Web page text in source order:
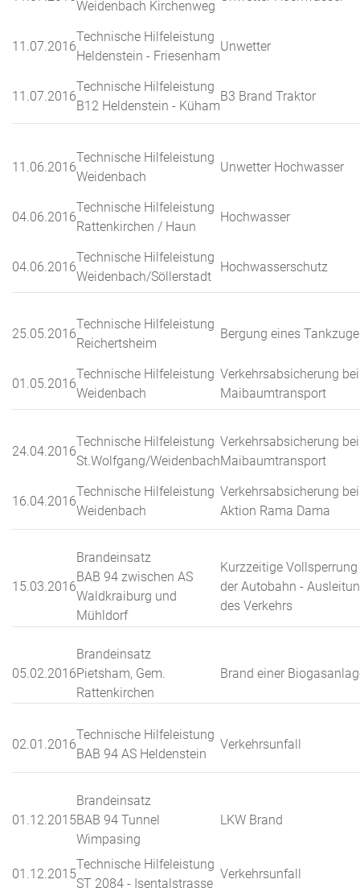
Weidenbach Kirchenweg
11.07.2016
Technische Hilfeleistung
Heldenstein - Friesenham
Unwetter
11.07.2016
Technische Hilfeleistung
B12 Heldenstein - Küham
B3 Brand Traktor
11.06.2016
Technische Hilfeleistung
Weidenbach
Unwetter Hochwasser
04.06.2016
Technische Hilfeleistung
Rattenkirchen / Haun
Hochwasser
04.06.2016
Technische Hilfeleistung
Weidenbach/Söllerstadt
Hochwasserschutz
25.05.2016
Technische Hilfeleistung
Reichertsheim
Bergung eines
01.05.2016
Technische Hilfeleistung
Weidenbach
Verkehrsabsicherung bei
Maibaumtransport
24.04.2016
Technische Hilfeleistung
St.Wolfgang/Weidenbach
Verkehrsabsicherung bei
Maibaumtransport
16.04.2016
Technische Hilfeleistung
Weidenbach
Verkehrsabsicherung bei
Aktion Rama Dama
15.03.2016
Brandeinsatz
BAB 94 zwischen AS
Waldkraiburg und
Mühldorf
Kurzzeitige Vollsperrung
der Autobahn -
des Verkehrs
05.02.2016
Brandeinsatz
Pietsham, Gem.
Rattenkirchen
Brand einer
02.01.2016
Technische Hilfeleistung
BAB 94 AS Heldenstein
Verkehrsunfall
01.12.2015
Brandeinsatz
BAB 94 Tunnel
Wimpasing
LKW Brand
01.12.2015
Technische Hilfeleistung
ST 2084 - Isentalstrasse
Verkehrsunfall